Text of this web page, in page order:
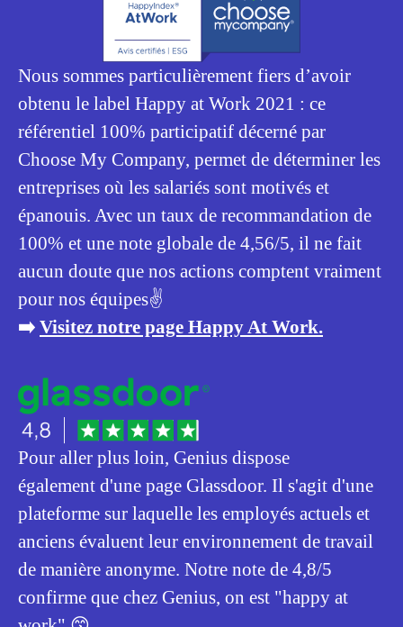
Nous sommes particulièrement fiers d’avoir
obtenu le label Happy at Work 2021 : ce
référentiel 100% participatif décerné par
Choose My Company, permet de déterminer les
entreprises où les salariés sont motivés et
épanouis. Avec un taux de recommandation de
100% et une note globale de 4,56/5, il ne fait
aucun doute que nos actions comptent vraiment
pour nos équipes✌️
➡️ Visitez notre page Happy At Work.
Pour aller plus loin, Genius dispose
également d'une page Glassdoor. Il s'agit d'une
plateforme sur laquelle les employés actuels et
anciens évaluent leur environnement de travail
de manière anonyme. Notre note de 4,8/5
confirme que chez Genius, on est "happy at